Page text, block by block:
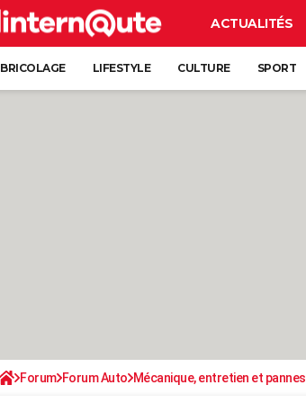
ACTUALITÉS
BRICOLAGE LIFESTYLE CULTURE SPORT
Forum Forum Auto Mécanique, entretien et pannes